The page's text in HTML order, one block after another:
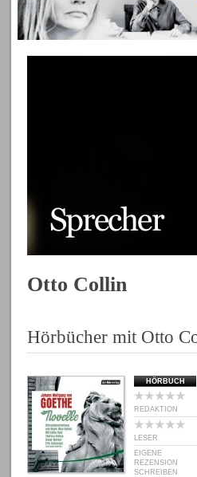
Otto Collin
Hörbücher mit Otto
HÖRBUCH
REDAKTION
LESER
EIGENE
REZENSION
SCHREIBEN